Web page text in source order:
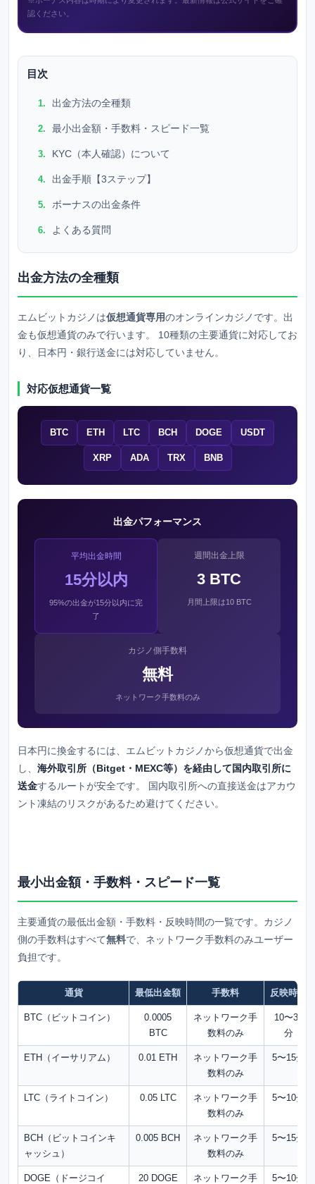
認ください。
目次
出金方法の全種類
最小出金額・手数料・スピード一覧
KYC（本人確認）について
出金手順【3ステップ】
ボーナスの出金条件
よくある質問
出金方法の全種類
エムビットカジノ は仮想通貨専用のオンラインカジノです。出
金も仮想通貨のみで行います。 10種類の主要通貨に対応してお
り、日本円・銀行送金には対応していません。
対応仮想通貨一覧
BTC ETH LTC BCH DOGE USDT
XRP ADA TRX BNB
出金パフォーマンス
平均出金時間
15分以内
95%の出金が15分以内に完
了
週間出金上限
3 BTC
月間上限は10 BTC
カジノ側手数料
無料
ネットワーク手数料のみ
日本円に換金するには、 エムビットカジノから仮想通貨で出金
し、 海外取引所（Bitget・MEXC等）を経由して国内取引所に
送金するルートが安全です。 国内取引所への直接送金はアカウ
ント凍結のリスクがあるため避けてください。
最小出金額・手数料・スピード一覧
主要通貨の最低出金額・手数料・反映時間の一覧です。カジノ
側の手数料はすべて無料で、ネットワーク手数料のみユーザー
負担です。
通貨 最低出金額 手数料 反映時間
BTC（ビットコイン）
0.0005
BTC
ネットワーク手
数料のみ
10〜30
分
ETH（イーサリアム） 0.01 ETH
ネットワーク手
数料のみ
5〜15分
LTC（ライトコイン） 0.05 LTC
ネットワーク手
数料のみ
5〜10分
BCH（ビットコインキ
ャッシュ）
0.005 BCH
ネットワーク手
数料のみ
5〜15分
DOGE（ドージコイ
20 DOGE
ネットワーク手
5〜10分